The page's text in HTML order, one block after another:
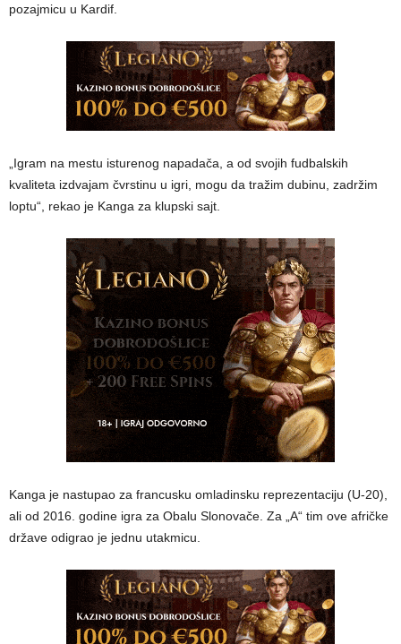
pozajmicu u Kardif.
„Igram na mestu isturenog napadača, a od svojih fudbalskih
kvaliteta izdvajam čvrstinu u igri, mogu da tražim dubinu, zadržim
loptu“, rekao je Kanga za klupski sajt.
Kanga je nastupao za francusku omladinsku reprezentaciju (U-20),
ali od 2016. godine igra za Obalu Slonovače. Za „A“ tim ove afričke
države odigrao je jednu utakmicu.